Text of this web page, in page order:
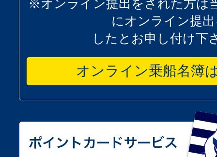
※オンライン提出をされた方は
にオンライン提
したとお申し付け下
オンライン乗船名簿